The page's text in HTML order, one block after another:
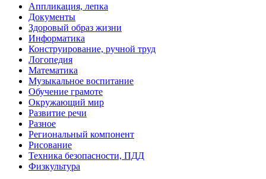
Аппликация, лепка
Документы
Здоровый образ жизни
Информатика
Конструирование, ручной труд
Логопедия
Математика
Музыкальное воспитание
Обучение грамоте
Окружающий мир
Развитие речи
Разное
Региональный компонент
Рисование
Техника безопасности, ПДД
Физкультура